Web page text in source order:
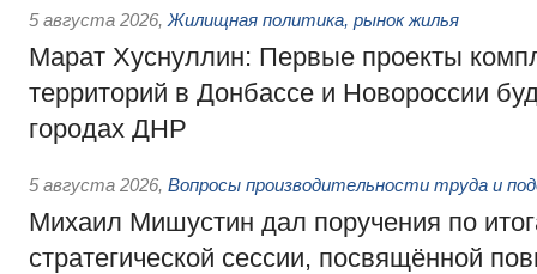
5 августа 2026, Жилищная политика, рынок жилья
Марат Хуснуллин: Первые проекты
территорий в Донбассе и Новороссии
городах ДНР
5 августа 2026, Вопросы производительности труда и
Михаил Мишустин дал поручения по
стратегической сессии, посвящённой